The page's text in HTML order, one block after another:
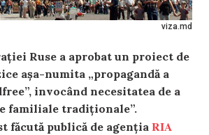
viza.md
Ruse a aprobat un proiect de
așa-numita „propagandă a
invocând necesitatea de a
familiale tradiționale”.
făcută publică de agenția RIA